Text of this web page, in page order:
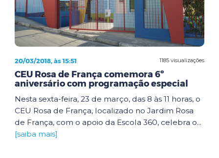
1185 visualizações
20/03/2018, às 15:51
CEU Rosa de França comemora 6º
aniversário com programação especial
Nesta sexta-feira, 23 de março, das 8 às 11 horas, o
CEU Rosa de França, localizado no Jardim Rosa
de França, com o apoio da Escola 360, celebra o...
[saiba mais]